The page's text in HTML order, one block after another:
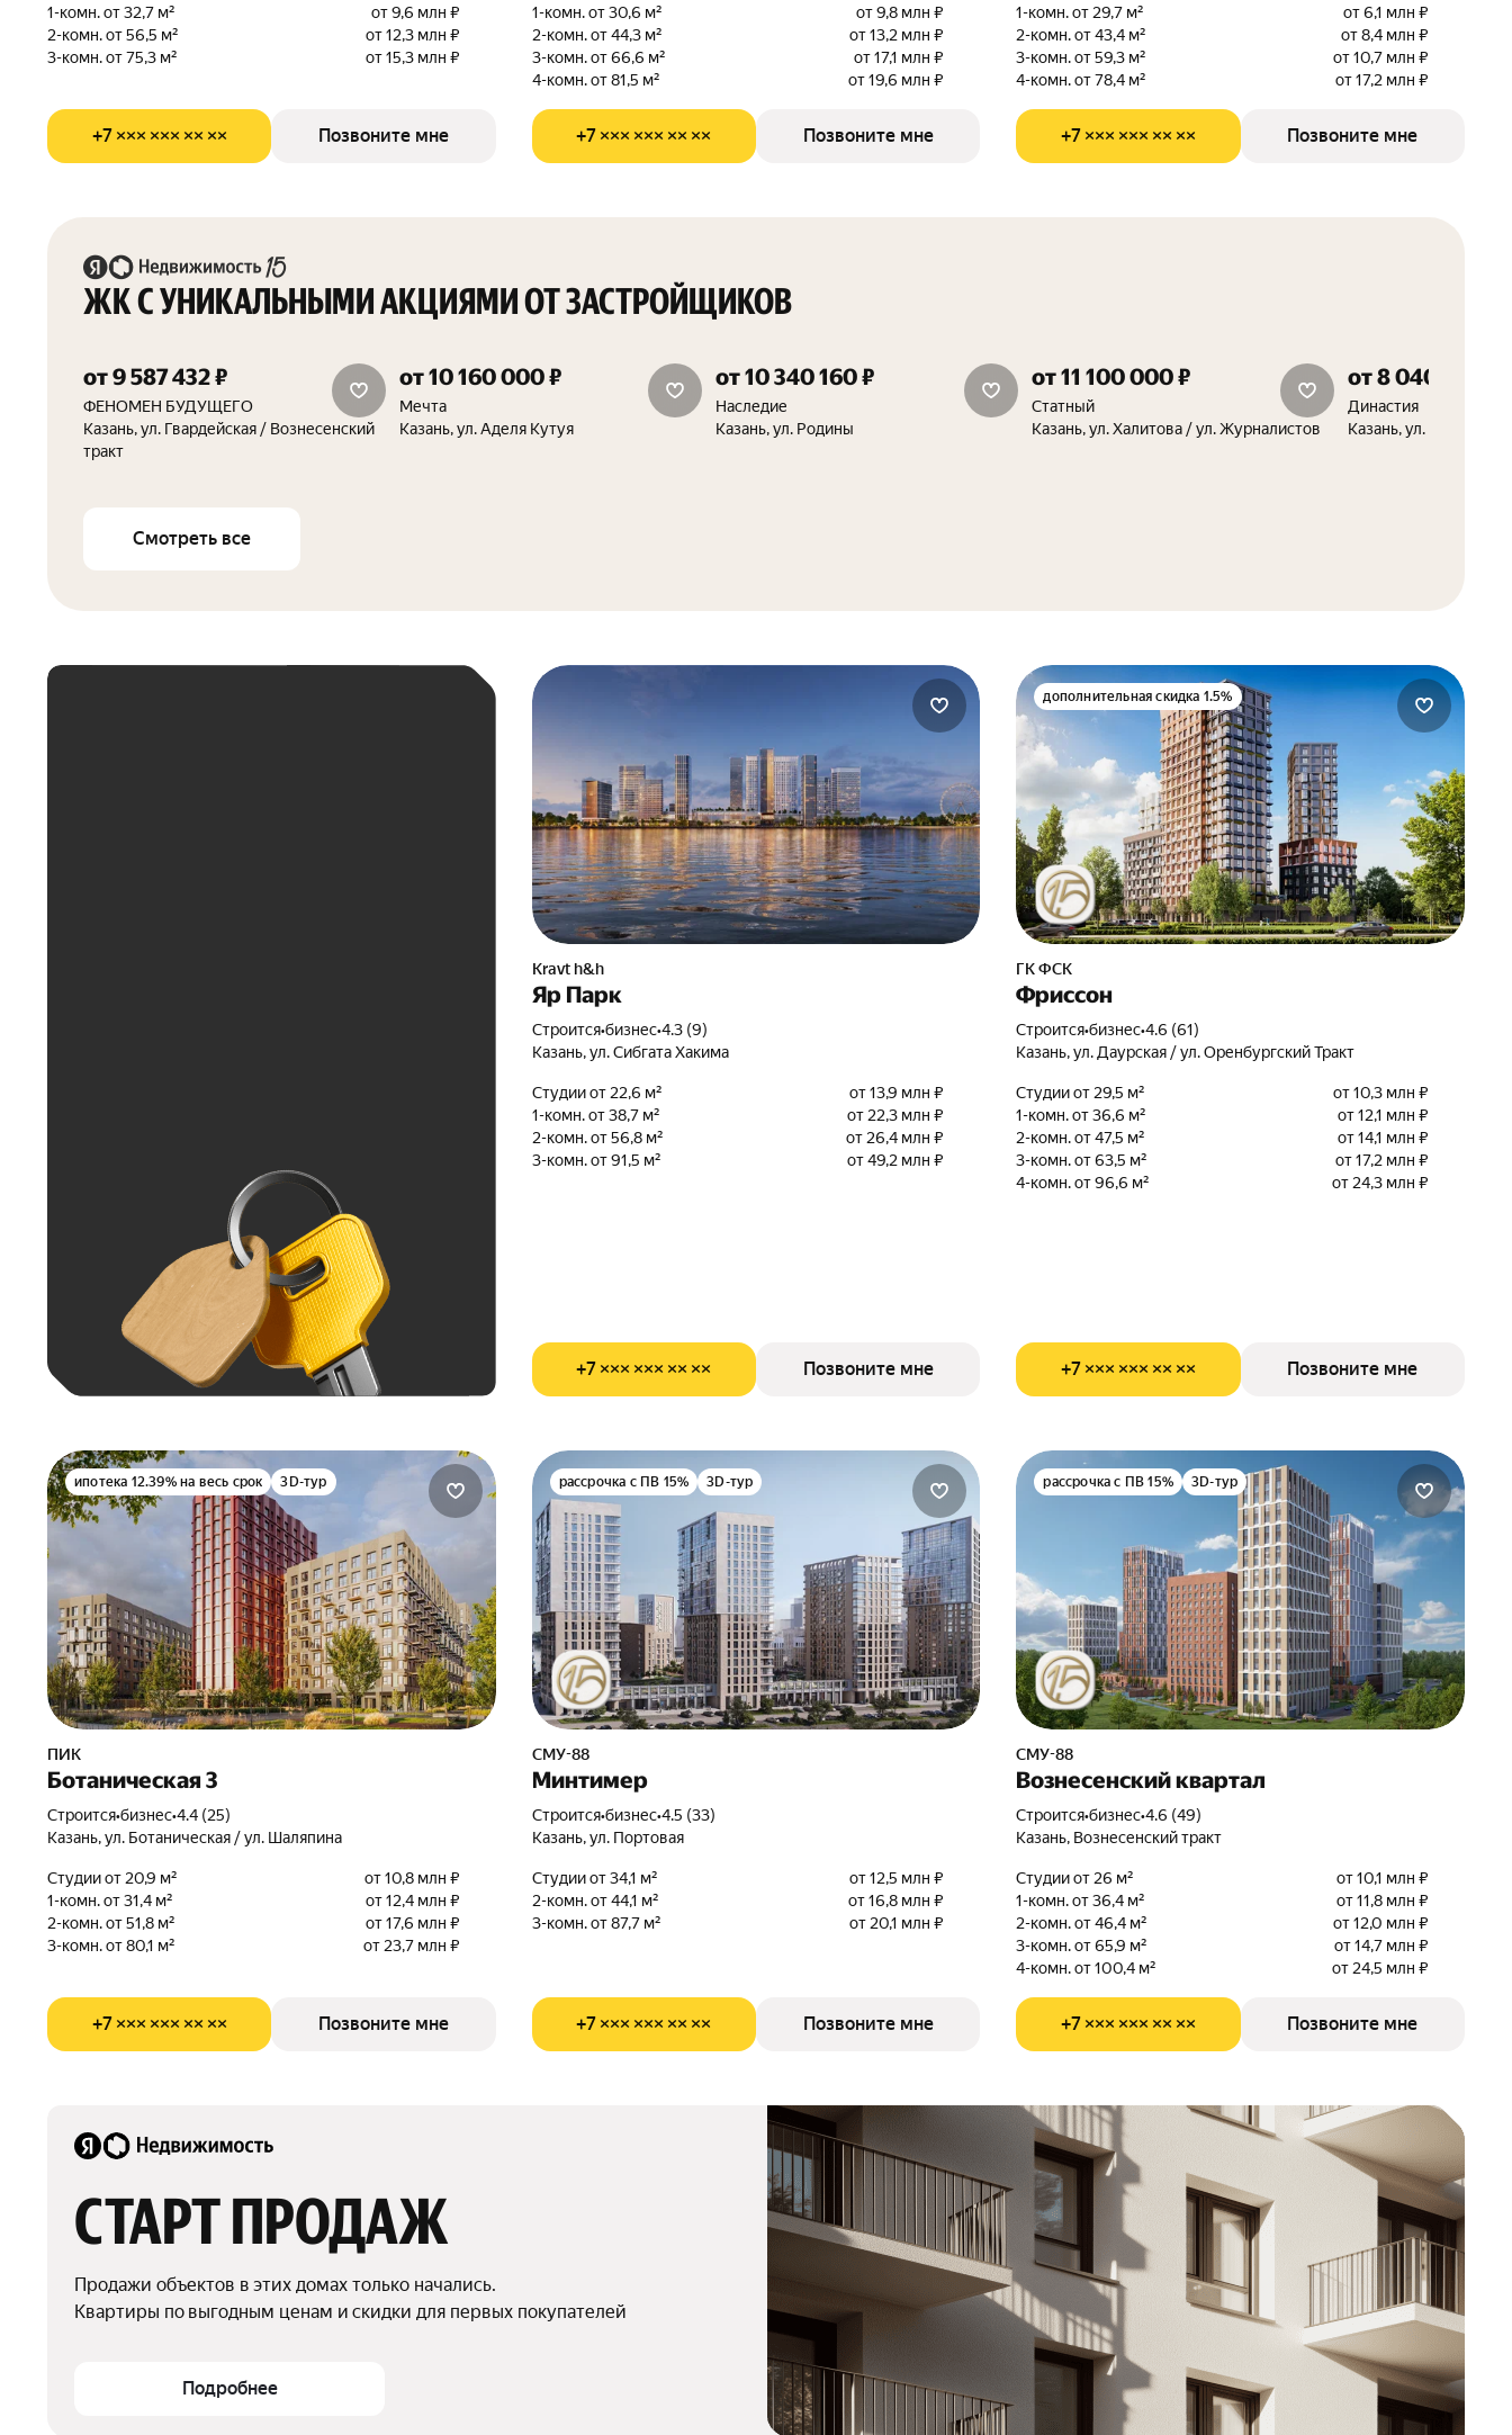
1-комн. от 32,7 м²
от 9,6 млн ₽
2-комн. от 56,5 м²
от 12,3 млн ₽
3-комн. от 75,3 м²
от 15,3 млн ₽
+7 ××× ××× ×× ×× Позвоните мне
1-комн. от 30,6 м²
от 9,8 млн ₽
2-комн. от 44,3 м²
от 13,2 млн ₽
3-комн. от 66,6 м²
от 17,1 млн ₽
4-комн. от 81,5 м²
от 19,6 млн ₽
+7 ××× ××× ×× ×× Позвоните мне
1-комн. от 29,7 м²
от 6,1 млн ₽
2-комн. от 43,4 м²
от 8,4 млн ₽
3-комн. от 59,3 м²
от 10,7 млн ₽
4-комн. от 78,4 м²
от 17,2 млн ₽
+7 ××× ××× ×× ×× Позвоните мне
ЖК С УНИКАЛЬНЫМИ АКЦИЯМИ ОТ ЗАСТРОЙЩИКОВ
скидка 28%
от 9 587 432 ₽
ФЕНОМЕН БУДУЩЕГО
Казань, ул. Гвардейская / Вознесенский
тракт
от 10 160 000 ₽
Мечта
Казань, ул. Аделя Кутуя
скидка 15%
от 10 340 160 ₽
Наследие
Казань, ул. Родины
от 11 100 000 ₽
Статный
Казань, ул. Халитова / ул. Журналистов
от 8 040 000 ₽
Династия
Казань, ул. Михаила
Смотреть все
Kravt h&h
Яр Парк
Строится•бизнес•4.3 (9)
Казань, ул. Сибгата Хакима
Студии от 22,6 м²
от 13,9 млн ₽
1-комн. от 38,7 м²
от 22,3 млн ₽
2-комн. от 56,8 м²
от 26,4 млн ₽
3-комн. от 91,5 м²
от 49,2 млн ₽
+7 ××× ××× ×× ×× Позвоните мне
дополнительная скидка 1.5%
ГК ФСК
Фриссон
Строится•бизнес•4.6 (61)
Казань, ул. Даурская / ул. Оренбургский Тракт
Студии от 29,5 м²
от 10,3 млн ₽
1-комн. от 36,6 м²
от 12,1 млн ₽
2-комн. от 47,5 м²
от 14,1 млн ₽
3-комн. от 63,5 м²
от 17,2 млн ₽
4-комн. от 96,6 м²
от 24,3 млн ₽
+7 ××× ××× ×× ×× Позвоните мне
ипотека 12.39% на весь срок 3D-тур
ПИК
Ботаническая 3
Строится•бизнес•4.4 (25)
Казань, ул. Ботаническая / ул. Шаляпина
Студии от 20,9 м²
от 10,8 млн ₽
1-комн. от 31,4 м²
от 12,4 млн ₽
2-комн. от 51,8 м²
от 17,6 млн ₽
3-комн. от 80,1 м²
от 23,7 млн ₽
+7 ××× ××× ×× ×× Позвоните мне
рассрочка с ПВ 15% 3D-тур
СМУ-88
Минтимер
Строится•бизнес•4.5 (33)
Казань, ул. Портовая
Студии от 34,1 м²
от 12,5 млн ₽
2-комн. от 44,1 м²
от 16,8 млн ₽
3-комн. от 87,7 м²
от 20,1 млн ₽
+7 ××× ××× ×× ×× Позвоните мне
рассрочка с ПВ 15% 3D-тур
СМУ-88
Вознесенский квартал
Строится•бизнес•4.6 (49)
Казань, Вознесенский тракт
Студии от 26 м²
от 10,1 млн ₽
1-комн. от 36,4 м²
от 11,8 млн ₽
2-комн. от 46,4 м²
от 12,0 млн ₽
3-комн. от 65,9 м²
от 14,7 млн ₽
4-комн. от 100,4 м²
от 24,5 млн ₽
+7 ××× ××× ×× ×× Позвоните мне
СТАРТ ПРОДАЖ
Продажи объектов в этих домах только начались.
Квартиры по выгодным ценам и скидки для первых покупателей
Подробнее